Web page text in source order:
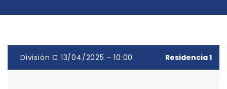
División C 13/04/2025 - 10:00 Residencia 1